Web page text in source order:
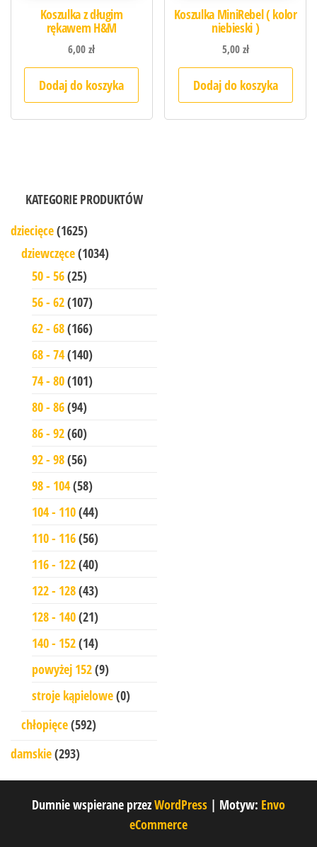
Koszulka z długim
rękawem H&M
6,00zł
Dodaj do koszyka
Koszulka MiniRebel ( kolor
niebieski )
5,00zł
Dodaj do koszyka
KATEGORIE PRODUKTÓW
dziecięce(1625)
dziewczęce(1034)
50 - 56(25)
56 - 62(107)
62 - 68(166)
68 - 74(140)
74 - 80(101)
80 - 86(94)
86 - 92(60)
92 - 98(56)
98 - 104(58)
104 - 110(44)
110 - 116(56)
116 - 122(40)
122 - 128(43)
128 - 140(21)
140 - 152(14)
powyżej 152(9)
stroje kąpielowe(0)
chłopięce(592)
damskie(293)
Dumnie wspierane przezWordPress | Motyw: Envo
eCommerce